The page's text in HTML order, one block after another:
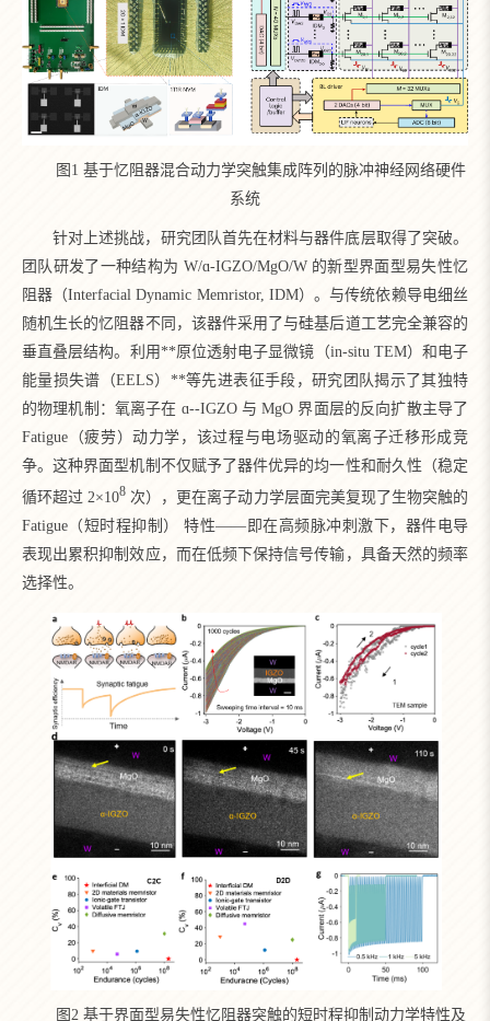
图1 基于忆阻器混合动力学突触集成阵列的脉冲神经网络硬件
系统
针对上述挑战，研究团队首先在材料与器件底层取得了突破。
团队研发了一种结构为 W/ɑ-IGZO/MgO/W 的新型界面型易失性忆
阻器（Interfacial Dynamic Memristor, IDM）。与传统依赖导电细丝
随机生长的忆阻器不同，该器件采用了与硅基后道工艺完全兼容的
垂直叠层结构。利用**原位透射电子显微镜（in-situ TEM）和电子
能量损失谱（EELS）**等先进表征手段，研究团队揭示了其独特
的物理机制：氧离子在 ɑ--IGZO 与 MgO 界面层的反向扩散主导了
Fatigue（疲劳）动力学，该过程与电场驱动的氧离子迁移形成竞
争。这种界面型机制不仅赋予了器件优异的均一性和耐久性（稳定
循环超过 2×108 次），更在离子动力学层面完美复现了生物突触的
Fatigue（短时程抑制） 特性——即在高频脉冲刺激下，器件电导
表现出累积抑制效应，而在低频下保持信号传输，具备天然的频率
选择性。
图2 基于界面型易失性忆阻器突触的短时程抑制动力学特性及